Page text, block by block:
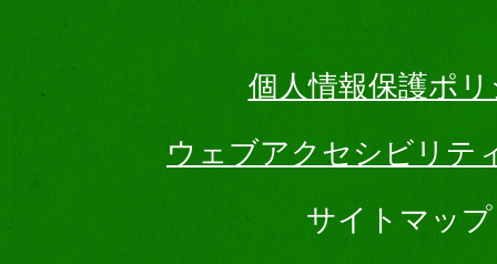
個人情報保護ポ
ウェブアクセシビリテ
サイトマップ